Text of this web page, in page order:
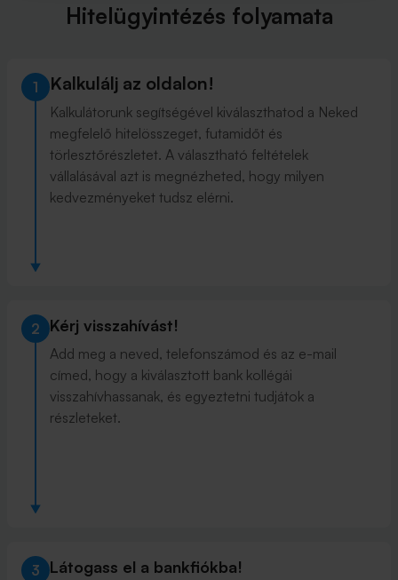
Hitelügyintézés folyamata
1 Kalkulálj az oldalon!
Kalkulátorunk segítségével kiválaszthatod a Neked
megfelelő hitelösszeget, futamidőt és
törlesztőrészletet. A választható feltételek
vállalásával azt is megnézheted, hogy milyen
kedvezményeket tudsz elérni.
2 Kérj visszahívást!
Add meg a neved, telefonszámod és az e-mail
címed, hogy a kiválasztott bank kollégái
visszahívhassanak, és egyeztetni tudjátok a
részleteket.
3 Látogass el a bankfiókba!